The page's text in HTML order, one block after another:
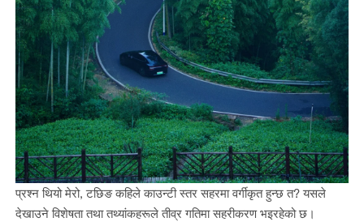
प्रश्न थियो मेरो, टछिङ कहिले काउन्टी स्तर सहरमा वर्गीकृत हुन्छ त? यसले
देखाउने विशेषता तथा तथ्यांकहरूले तीव्र गतिमा सहरीकरण भइरहेको छ।